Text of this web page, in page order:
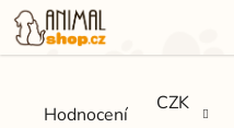
Přejít
na
obsah
Hodnocení CZK